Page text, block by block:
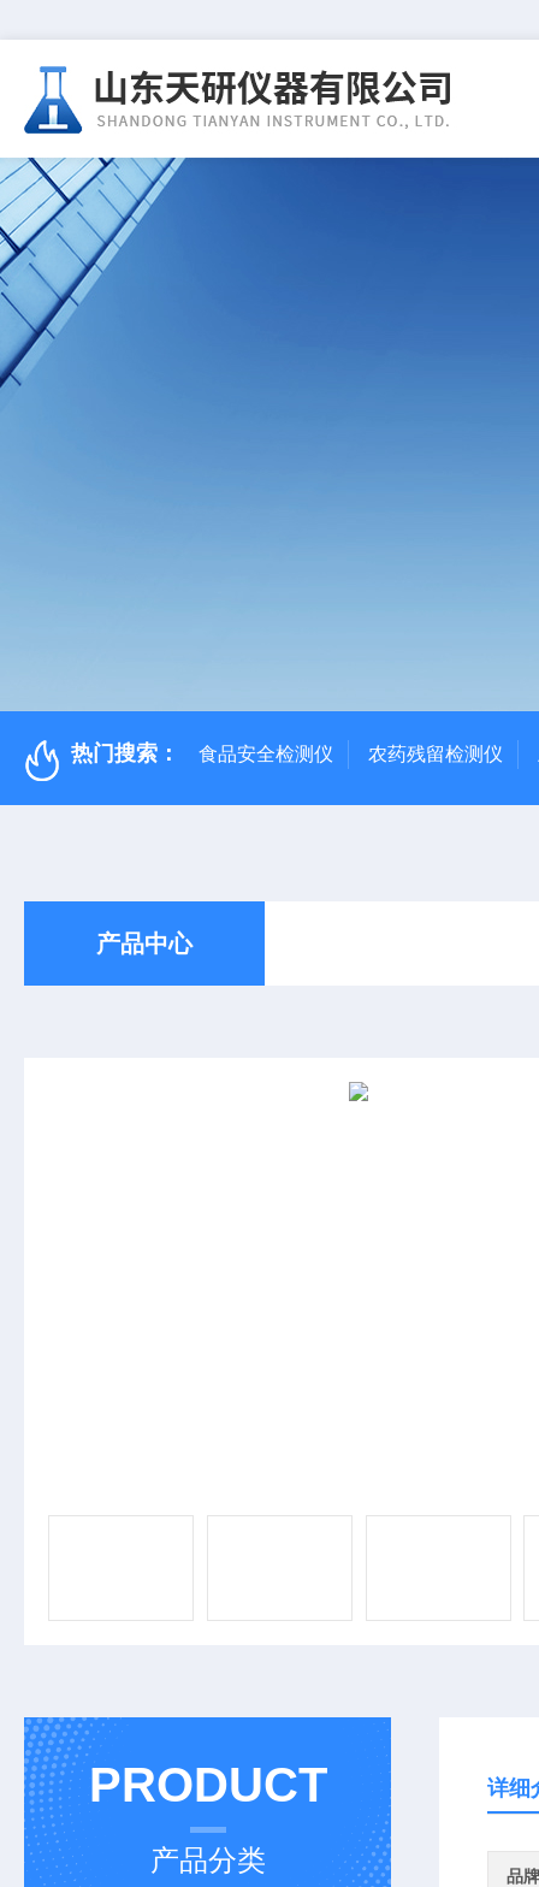
热门搜索： 食品安全检测仪 农药残留检测仪
产品中心
PRODUCT
产品分类
详细
品牌